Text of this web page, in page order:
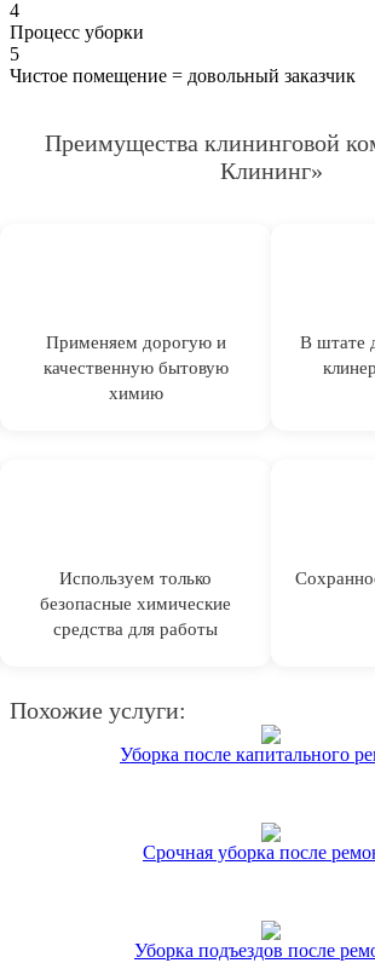
4
Процесс уборки
5
Чистое помещение = довольный заказчик
Преимущества клининговой
Клининг»
Применяем дорогую и
качественную бытовую
химию
В штате
Используем только
безопасные химические
средства для работы
Похожие услуги:
Уборка после капитального
Срочная уборка после
Уборка подъездов после